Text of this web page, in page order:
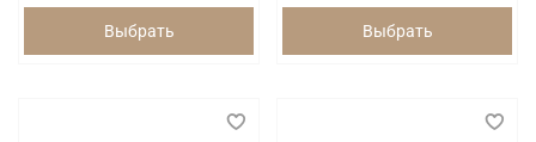
Выбрать Выбрать